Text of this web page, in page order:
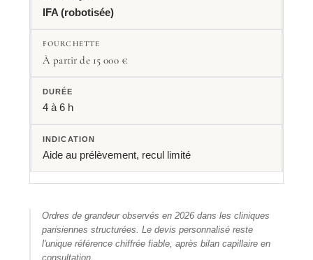
IFA (robotisée)
À partir de 15 000 €
4 à 6 h
Aide au prélèvement, recul limité
Ordres de grandeur observés en 2026 dans les cliniques
parisiennes structurées. Le devis personnalisé reste
l'unique référence chiffrée fiable, après bilan capillaire en
consultation.